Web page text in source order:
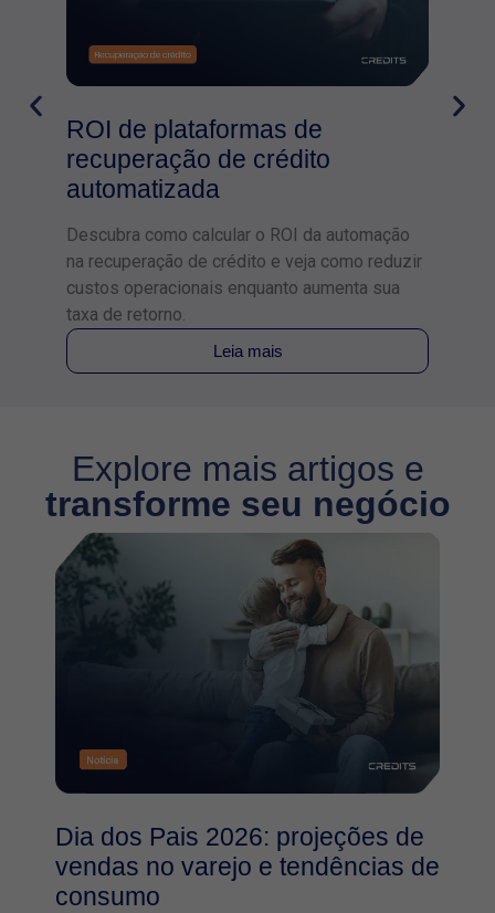
ROI de plataformas de
recuperação de crédito
automatizada
Descubra como calcular o ROI da automação
na recuperação de crédito e veja como reduzir
custos operacionais enquanto aumenta sua
taxa de retorno.
Leia mais
Explore mais artigos e
transforme seu negócio
Dia dos Pais 2026: projeções de
vendas no varejo e tendências de
consumo